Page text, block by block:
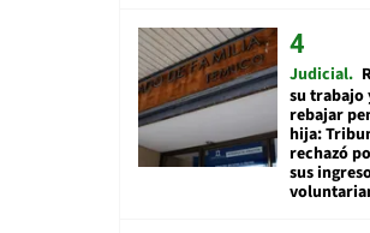
Judicial
su trabajo
rebajar
hija:
rechazó
sus